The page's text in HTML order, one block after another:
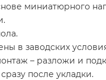
миниатюрного
в заводских
– разложи и
после укладки.